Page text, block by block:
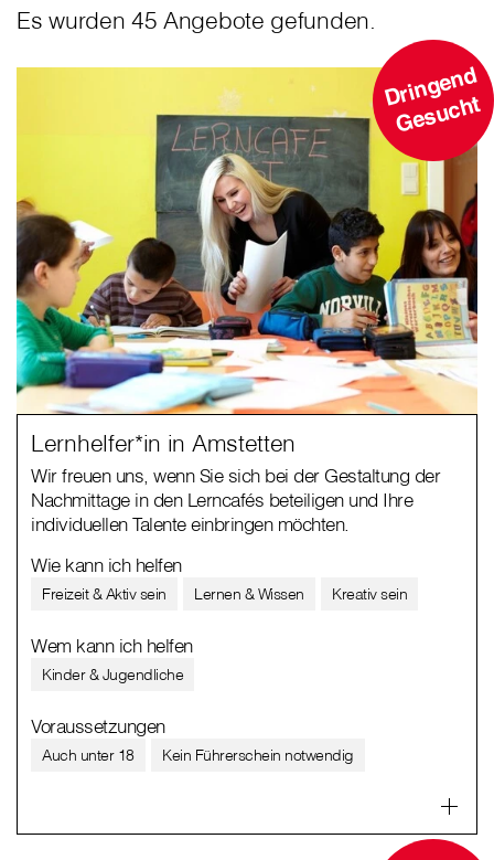
Es wurden 45 Angebote gefunden.
D
ri
n
g
e
n
d
G
e
s
u
c
ht
Lernhelfer*in in Amstetten
Wir freuen uns, wenn Sie sich bei der Gestaltung der
Nachmittage in den Lerncafés beteiligen und Ihre
individuellen Talente einbringen möchten.
Wie kann ich helfen
Freizeit & Aktiv sein Lernen & Wissen Kreativ sein
Wem kann ich helfen
Kinder & Jugendliche
Voraussetzungen
Auch unter 18 Kein Führerschein notwendig